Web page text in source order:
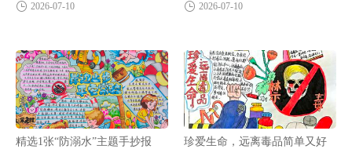
2026-07-10 2026-07-10
精选1张“防溺水”主题手抄报
珍爱生命，远离毒品简单又好